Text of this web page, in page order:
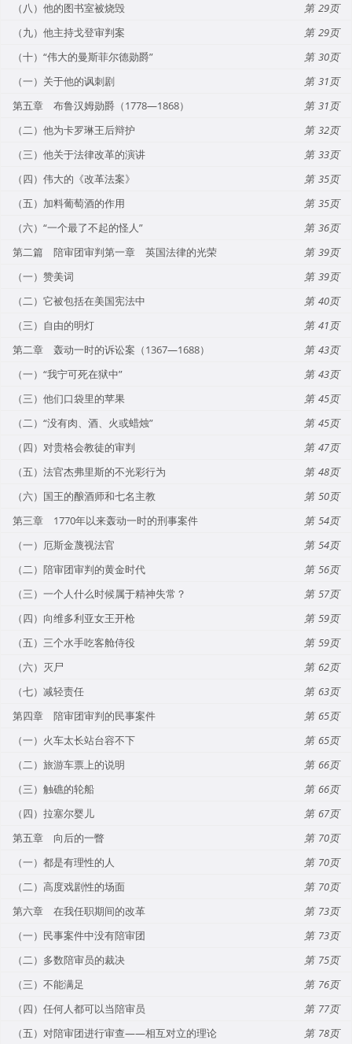
（八）他的图书室被烧毁
29
（九）他主持戈登审判案
29
（十）“伟大的曼斯菲尔德勋爵”
30
（一）关于他的讽刺剧
31
第五章 布鲁汉姆勋爵（1778—1868）
31
（二）他为卡罗琳王后辩护
32
（三）他关于法律改革的演讲
33
（四）伟大的《改革法案》
35
（五）加料葡萄酒的作用
35
（六）“一个最了不起的怪人”
36
第二篇 陪审团审判第一章 英国法律的光荣
39
（一）赞美词
39
（二）它被包括在美国宪法中
40
（三）自由的明灯
41
第二章 轰动一时的诉讼案（1367—1688）
43
（一）“我宁可死在狱中”
43
（三）他们口袋里的苹果
45
（二）“没有肉、酒、火或蜡烛”
45
（四）对贵格会教徒的审判
47
（五）法官杰弗里斯的不光彩行为
48
（六）国王的酿酒师和七名主教
50
第三章 1770年以来轰动一时的刑事案件
54
（一）厄斯金蔑视法官
54
（二）陪审团审判的黄金时代
56
（三）一个人什么时候属于精神失常？
57
（四）向维多利亚女王开枪
59
（五）三个水手吃客舱侍役
59
（六）灭尸
62
（七）减轻责任
63
第四章 陪审团审判的民事案件
65
（一）火车太长站台容不下
65
（二）旅游车票上的说明
66
（三）触礁的轮船
66
（四）拉塞尔婴儿
67
第五章 向后的一瞥
70
（一）都是有理性的人
70
（二）高度戏剧性的场面
70
第六章 在我任职期间的改革
73
（一）民事案件中没有陪审团
73
（二）多数陪审员的裁决
75
（三）不能满足
76
（四）任何人都可以当陪审员
77
（五）对陪审团进行审查——相互对立的理论
78